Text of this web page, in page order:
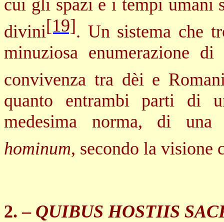
cui gli spazi e i tempi umani
divini[19]. Un sistema che
minuziosa enumerazione
convivenza tra dèi e
quanto entrambi parti di
medesima norma, di
hominum, secondo la visione
2. – QUIBUS HOSTIIS